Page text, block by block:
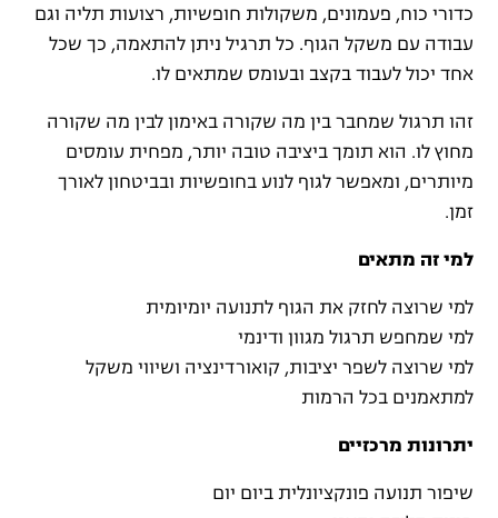
כדורי כוח, פעמונים, משקולות חופשיות, רצועות תליה וגם
עבודה עם משקל הגוף. כל תרגיל ניתן להתאמה, כך שכל
אחד יכול לעבוד בקצב ובעומס שמתאים לו.
זהו תרגול שמחבר בין מה שקורה באימון לבין מה שקורה
מחוץ לו. הוא תומך ביציבה טובה יותר, מפחית עומסים
מיותרים, ומאפשר לגוף לנוע בחופשיות ובביטחון לאורך
זמן.
למי זה מתאים
למי שרוצה לחזק את הגוף לתנועה יומיומית
למי שמחפש תרגול מגוון ודינמי
למי שרוצה לשפר יציבות, קואורדינציה ושיווי משקל
למתאמנים בכל הרמות
יתרונות מרכזיים
שיפור תנועה פונקציונלית ביום יום